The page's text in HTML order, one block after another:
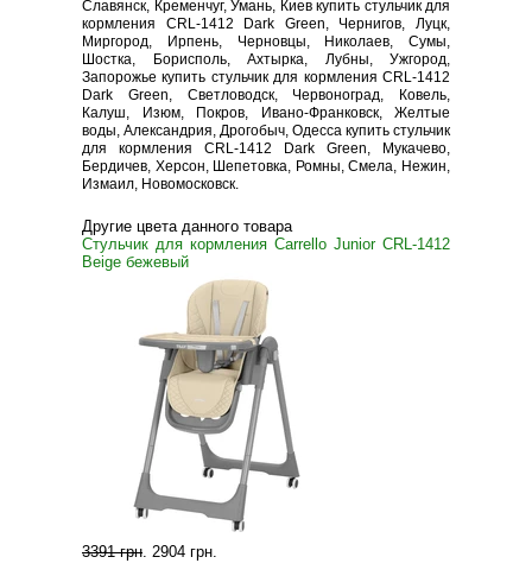
Славянск, Кременчуг, Умань, Киев купить стульчик для
кормления CRL-1412 Dark Green, Чернигов, Луцк,
Миргород, Ирпень, Черновцы, Николаев, Сумы,
Шостка, Борисполь, Ахтырка, Лубны, Ужгород,
Запорожье купить стульчик для кормления CRL-1412
Dark Green, Светловодск, Червоноград, Ковель,
Калуш, Изюм, Покров, Ивано-Франковск, Желтые
воды, Александрия, Дрогобыч, Одесса купить стульчик
для кормления CRL-1412 Dark Green, Мукачево,
Бердичев, Херсон, Шепетовка, Ромны, Смела, Нежин,
Измаил, Новомосковск.
Другие цвета данного товара
Стульчик для кормления Carrello Junior CRL-1412
Beige бежевый
3391 грн. 2904 грн.